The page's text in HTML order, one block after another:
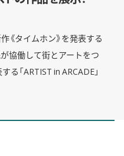
《タイムホン》を発表する
協働して街とアートをつ
「ARTIST in ARCADE」